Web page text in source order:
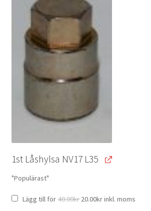
1st Låshylsa NV17 L35
"Populärast"
Lägg till för 40.00kr Original
price
20.00krCurrent
price
inkl. moms